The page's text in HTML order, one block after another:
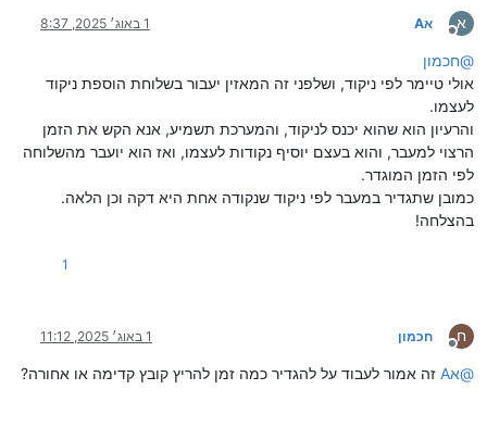
א
מנותק
אA 1 באוג׳ 2025, 8:37
@חכמון
אולי טיימר לפי ניקוד, ושלפני זה המאזין יעבור בשלוחת הוספת ניקוד
לעצמו.
והרעיון הוא שהוא יכנס לניקוד, והמערכת תשמיע, אנא הקש את הזמן
הרצוי למעבר, והוא בעצם יוסיף נקודות לעצמו, ואז הוא יועבר מהשלוחה
לפי הזמן המוגדר.
כמובן שתגדיר במעבר לפי ניקוד שנקודה אחת היא דקה וכן הלאה.
בהצלחה!
1
ח
מנותק
חכמון 1 באוג׳ 2025, 11:12
@אA זה אמור לעבוד על להגדיר כמה זמן להריץ קובץ קדימה או אחורה?